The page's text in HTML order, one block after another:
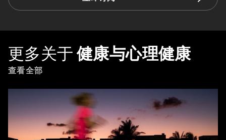
更多关于 健康与心理健康
查看全部